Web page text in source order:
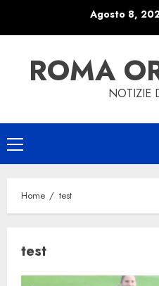
Agosto 8,
ROMA
NOTIZIE
Primary
Menu
Home test
test